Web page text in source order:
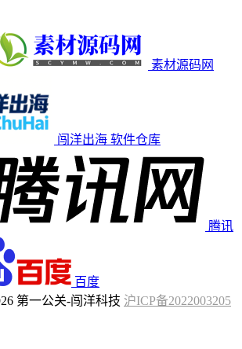
素材源码网
闯洋出海 软件仓库
腾讯
百度
第一公关-闯洋科技 沪ICP备2022003205